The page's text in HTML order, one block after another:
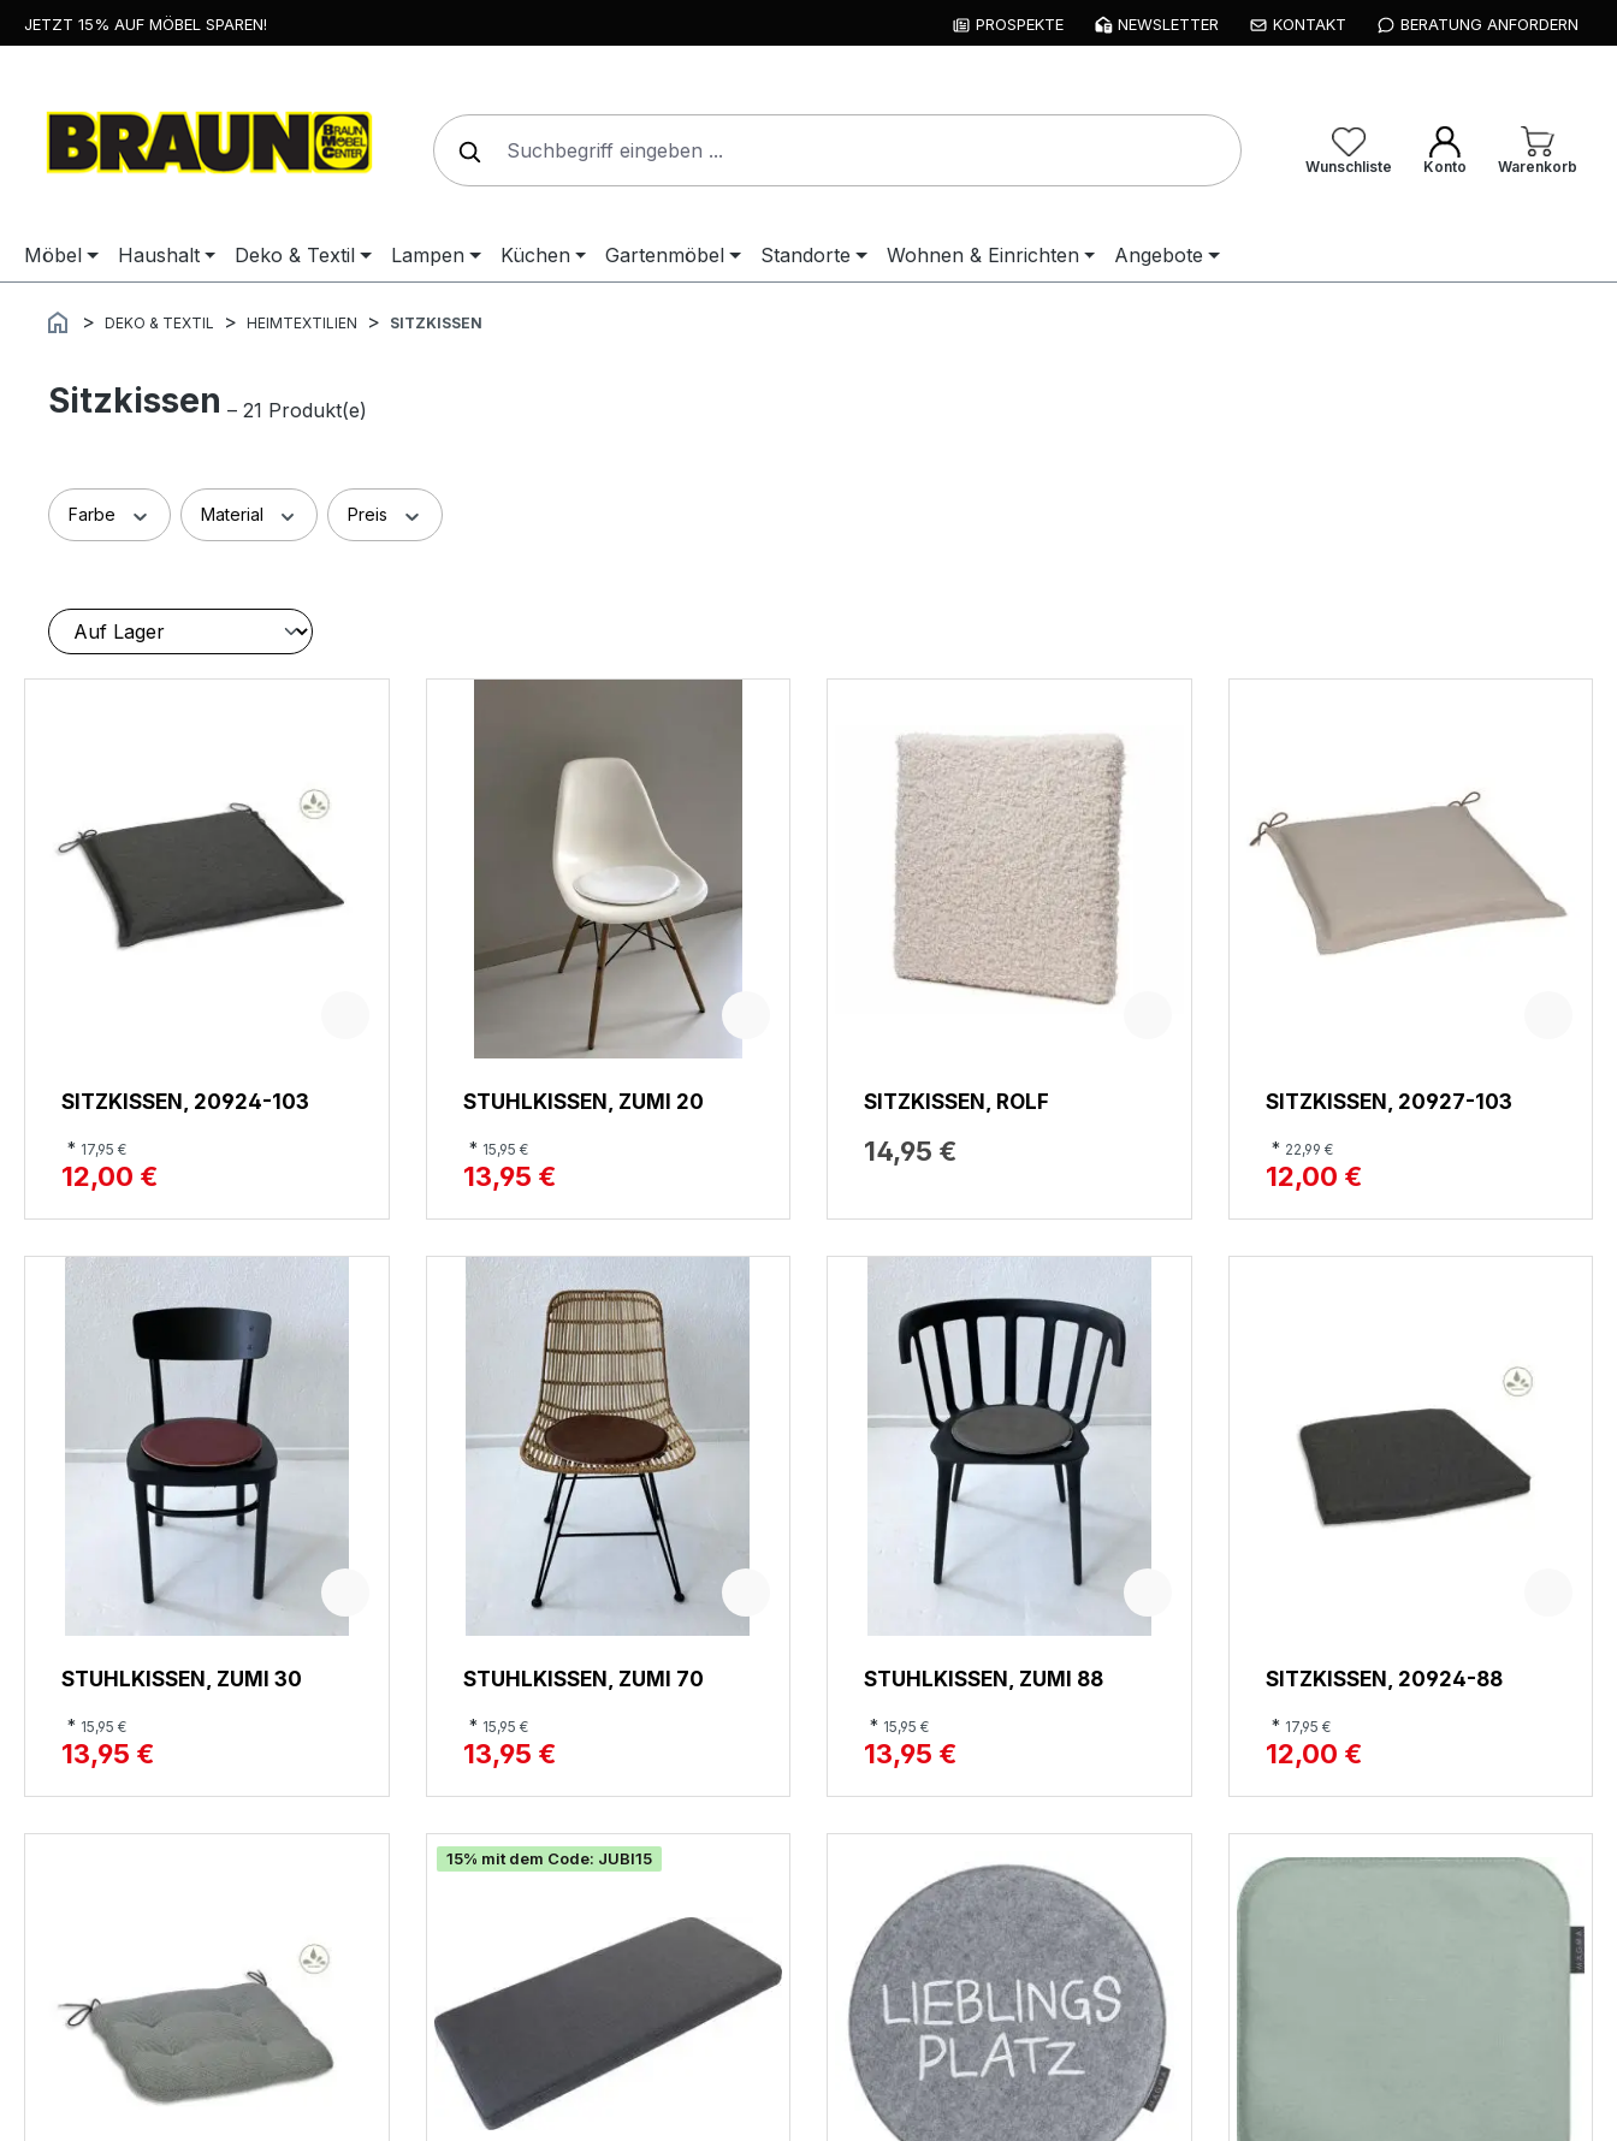
Zur Hauptnavigation springen
JETZT 15% AUF MÖBEL SPAREN! PROSPEKTE NEWSLETTER KONTAKT BERATUNG ANFORDERN
Wunschliste Konto Warenkorb
Möbel Haushalt Deko & Textil Lampen Küchen Gartenmöbel Standorte Wohnen & Einrichten Angebote
DEKO & TEXTIL HEIMTEXTILIEN SITZKISSEN
Sitzkissen – 21 Produkt(e)
Farbe Material Preis
SITZKISSEN, 20924-103
* 17,95 €
12,00 €
STUHLKISSEN, ZUMI 20
* 15,95 €
13,95 €
SITZKISSEN, ROLF
14,95 €
SITZKISSEN, 20927-103
* 22,99 €
12,00 €
STUHLKISSEN, ZUMI 30
* 15,95 €
13,95 €
STUHLKISSEN, ZUMI 70
* 15,95 €
13,95 €
STUHLKISSEN, ZUMI 88
* 15,95 €
13,95 €
SITZKISSEN, 20924-88
* 17,95 €
12,00 €
15% mit dem Code: JUBI15